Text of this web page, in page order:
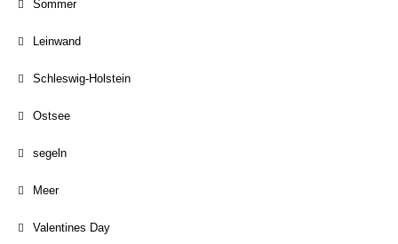
Sommer
Leinwand
Schleswig-Holstein
Ostsee
segeln
Meer
Valentines Day